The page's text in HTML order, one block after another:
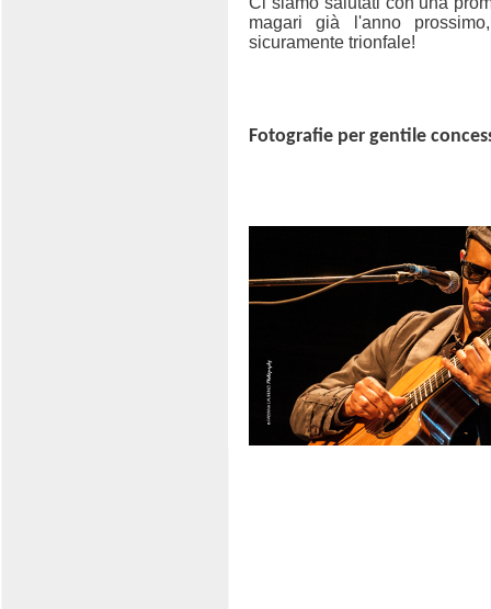
magari già l'anno
sicuramente trionfale!
Fotografie per gentile